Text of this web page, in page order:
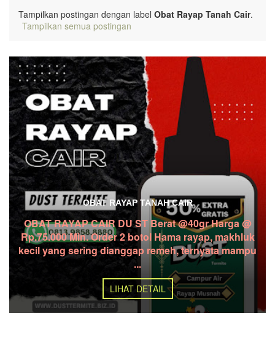
Tampilkan postingan dengan label Obat Rayap Tanah Cair.
Tampilkan semua postingan
OBAT RAYAP TANAH CAIR
OBAT RAYAP CAIR DU ST Berat @40gr Harga @
Rp.75.000 Min. Order 2 botol Hama rayap, makhluk
kecil yang sering dianggap remeh, ternyata mampu
...
LIHAT DETAIL